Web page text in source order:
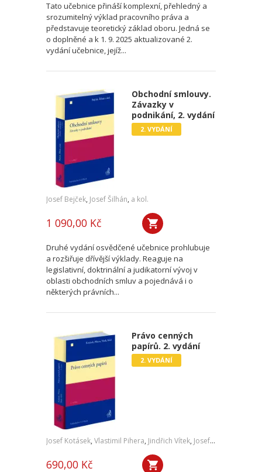
Tato učebnice přináší komplexní, přehledný a
srozumitelný výklad pracovního práva a
představuje teoretický základ oboru. Jedná se
o doplněné a k 1. 9. 2025 aktualizované 2.
vydání učebnice, jejíž...
Obchodní smlouvy.
Závazky v
podnikání, 2. vydání
2. VYDÁNÍ
Josef Bejček, Josef Šilhán, a kol.
1 090,00 Kč
Druhé vydání osvědčené učebnice prohlubuje
a rozšiřuje dřívější výklady. Reaguje na
legislativní, doktrinální a judikatorní vývoj v
oblasti obchodních smluv a pojednává i o
některých právních...
Právo cenných
papírů. 2. vydání
2. VYDÁNÍ
Josef Kotásek, Vlastimil Pihera, Jindřich Vítek, Josef Kříž
690,00 Kč